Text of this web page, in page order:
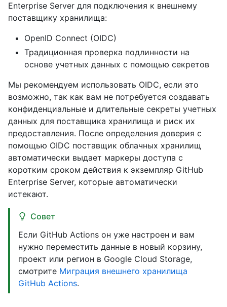
Enterprise Server для подключения к внешнему
поставщику хранилища:
OpenID Connect (OIDC)
Традиционная проверка подлинности на
основе учетных данных с помощью секретов
Мы рекомендуем использовать OIDC, если это
возможно, так как вам не потребуется создавать
конфиденциальные и длительные секреты учетных
данных для поставщика хранилища и риск их
предоставления. После определения доверия с
помощью OIDC поставщик облачных хранилищ
автоматически выдает маркеры доступа с
коротким сроком действия к экземпляр GitHub
Enterprise Server, которые автоматически
истекают.
Совет
Если GitHub Actions он уже настроен и вам
нужно переместить данные в новый корзину,
проект или регион в Google Cloud Storage,
смотрите Миграция внешнего хранилища
GitHub Actions.